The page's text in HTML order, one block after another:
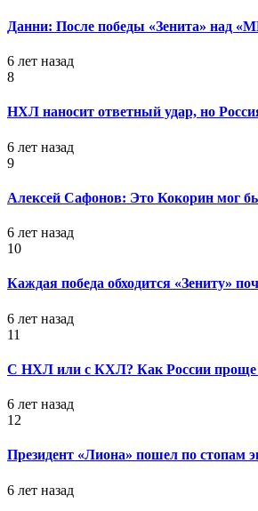
Данни: После победы «Зенита» над
6 лет назад
8
НХЛ наносит ответный удар, но
6 лет назад
9
Алексей Сафонов: Это Кокорин мог бы
6 лет назад
10
Каждая победа обходится «Зениту»
6 лет назад
11
С НХЛ или с КХЛ? Как России проще
6 лет назад
12
Президент «Лиона» пошел по стопам
6 лет назад